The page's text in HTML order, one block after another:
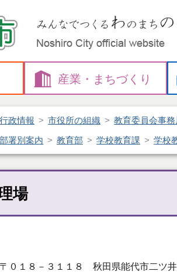
産業・ まちづくり
行政情報 市役所の組織 教育委員会事務
部署別案内 教育部 学校教育課 学校
場
〒 ０１８－３１１８ 秋田県能代市二ツ井